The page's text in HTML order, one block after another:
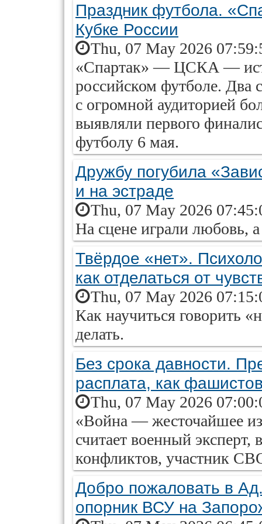
Праздник футбола.
Кубке России
Thu, 07 May 2026
«Спартак» — ЦСКА —
российском футболе.
с огромной аудиторией
выявляли первого
футболу 6 мая.
Дружбу погубила
и на эстраде
Thu, 07 May 2026
На сцене играли любовь,
Твёрдое «нет».
как отделаться от
Thu, 07 May 2026
Как научиться говорить
делать.
Без срока давности.
расплата, как
Thu, 07 May 2026
«Война — жесточайшее
считает военный
конфликтов, участник
Добро пожаловать в
опорник ВСУ на